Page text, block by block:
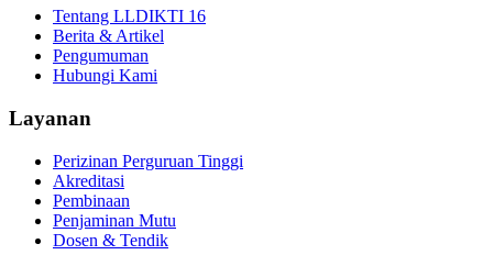
Tentang LLDIKTI 16
Berita & Artikel
Pengumuman
Hubungi Kami
Layanan
Perizinan Perguruan Tinggi
Akreditasi
Pembinaan
Penjaminan Mutu
Dosen & Tendik